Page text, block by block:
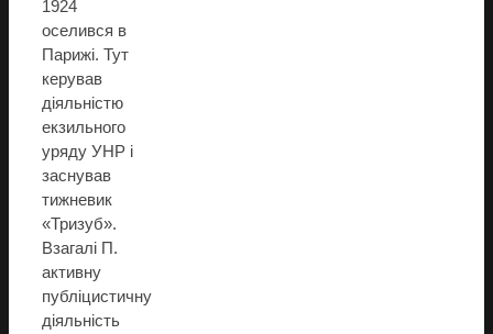
1924
оселився в
Парижі. Тут
керував
діяльністю
екзильного
уряду УНР і
заснував
тижневик
«Тризуб».
Взагалі П.
активну
публіцистичну
діяльність